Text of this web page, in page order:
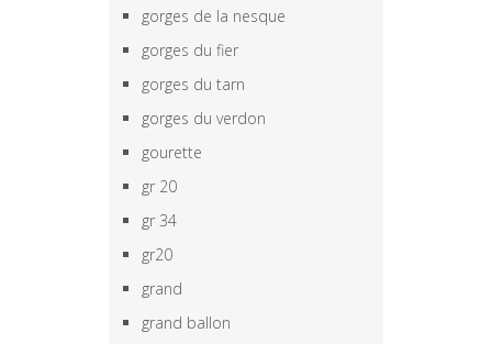
gorges de la nesque
gorges du fier
gorges du tarn
gorges du verdon
gourette
gr 20
gr 34
gr20
grand
grand ballon